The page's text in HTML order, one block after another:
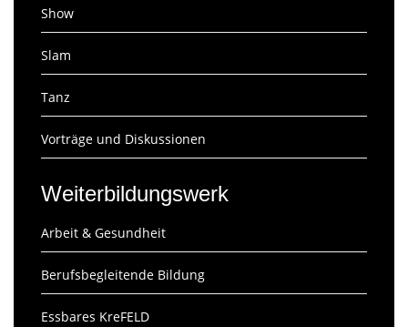
Show
Slam
Tanz
Vorträge und Diskussionen
Weiterbildungswerk
Arbeit & Gesundheit
Berufsbegleitende Bildung
Essbares KreFELD